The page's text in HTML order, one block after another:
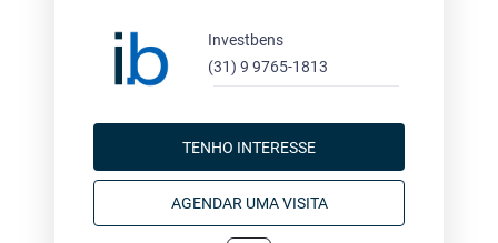
Investbens
(31) 9 9765-1813
TENHO INTERESSE
AGENDAR UMA VISITA